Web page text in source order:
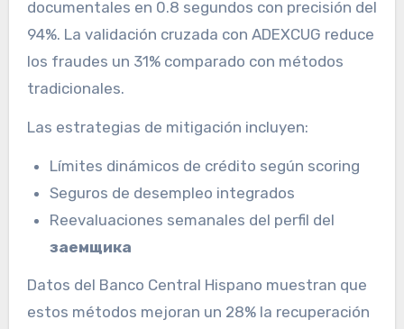
documentales en 0.8 segundos con precisión del
94%. La validación cruzada con ADEXCUG reduce
los fraudes un 31% comparado con métodos
tradicionales.
Las estrategias de mitigación incluyen:
Límites dinámicos de crédito según scoring
Seguros de desempleo integrados
Reevaluaciones semanales del perfil del
заемщика
Datos del Banco Central Hispano muestran que
estos métodos mejoran un 28% la recuperación